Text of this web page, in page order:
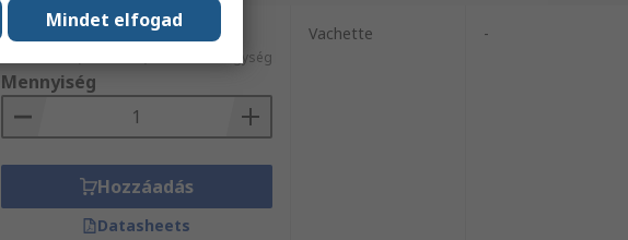
Részösszeg (1 egység)
15 938 Ft/egység
Mennyiség
Hozzáadás
Datasheets
Vachette -
Mindet elfogad